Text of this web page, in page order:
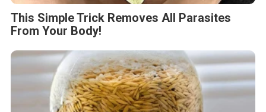
This Simple Trick Removes All Parasites
From Your Body!